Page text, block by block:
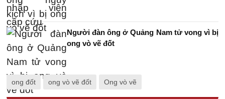
Người đàn ông ở Quảng Nam tử vong vì bị
ong vò vẽ đốt
ong đốt ong vò vẽ đốt Ong vò vẽ